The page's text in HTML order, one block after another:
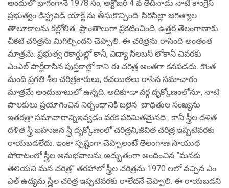
అందులో భాగంగానే 1978 సం, అక్టోబర్ 4 వ తేదీనాడు నాటి కాంగ్రెస్
ప్రభుత్వం డిస్ట్రపెడ్ యాక్ట్ ను తీసుకొచ్చింది. సిరిసిల్లా జగిత్యాల
తాలూకాలను కల్లోలిత ప్రాంతాలుగా ప్రకటించింది. ఉత్తర తెలంగాణాకు
చీకటి చరిత్రను మిగిల్చిందని చెప్పాలి. ఈ చరిత్రను రాసింది అంతంత
మాత్రమే. ప్రభుత్వ రికార్డుల్లో కానీ, విద్యా సిలబస్ లోకానీ చివరకు
ఎంఎల్ పార్టీరాసిన పుస్తకాల్లో కాని ఈ చరిత్ర అంతగా కనపడదు. కొంత
మంది ప్రగతి శీల చరిత్రకారులు, రచయితలు రాసిన సమాచారం
మాత్రమే అందుబాటులో ఉన్నది. అదికూడా వర్గ దృక్కోణంలోనూ, నాటి
పాలకులు ప్రయోగించిన నిర్బంధానికి బలైన బాధితుల సంఖ్యను
ఇతరత్రా సమాచారాన్నిఇవ్వడం వరకె పరిమితమైనది . కానీ స్త్రీల దళిత
దళిత స్త్రీ బహుజన స్త్రీ దృక్కోణంలో చరిత్రని,జీవిత చరిత్ర ఇప్పటివరకు
రాయబడలేదు. ఇంకా స్పష్టంగా చెప్పాలంటే తెలంగాణ సాయుధ
పోరాటంలో స్త్రీల అనుభవాలను అద్బుతంగా అందించిన ”మనకు
తెలియని మన చరిత్ర” తరహాలో స్త్రీల చరిత్రను 1970 లలో వచ్చిన ఎం
ఎల్ ఉద్యమ స్త్రీల చరిత్ర ఇప్పటివరకు రాలేదనే చెప్పాలి. ఈ రాయబడని